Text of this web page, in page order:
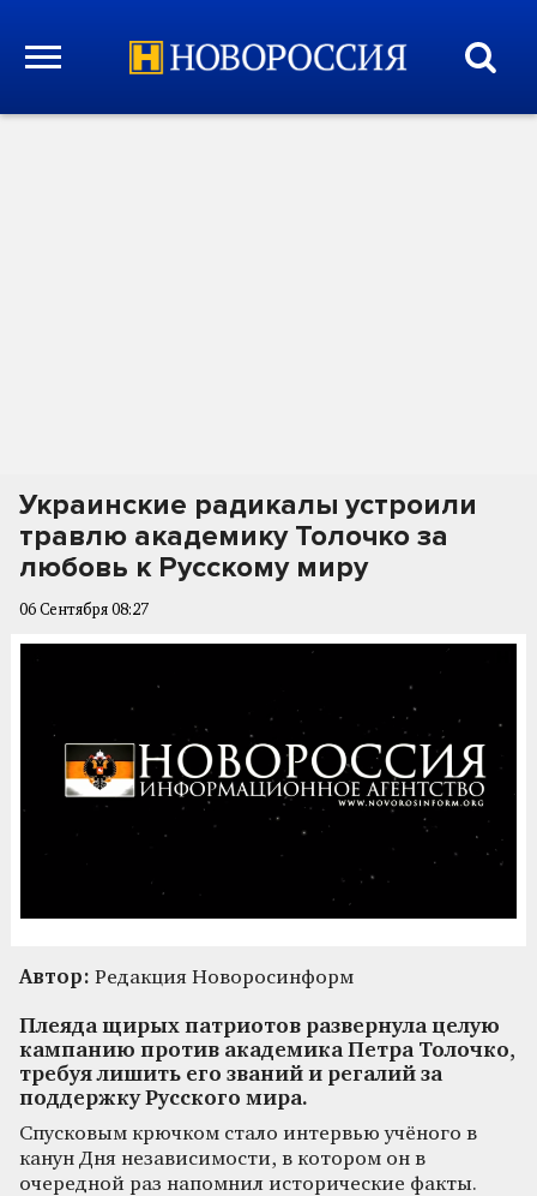
Украинские радикалы устроили
травлю академику Толочко за
любовь к Русскому миру
06 Сентября 08:27
Автор: Редакция Новоросинформ
Плеяда щирых патриотов развернула целую
кампанию против академика Петра Толочко,
требуя лишить его званий и регалий за
поддержку Русского мира.
Спусковым крючком стало интервью учёного в
канун Дня независимости, в котором он в
очередной раз напомнил исторические факты.